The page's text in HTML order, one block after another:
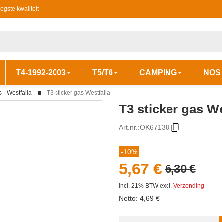
kwaliteit
T4-1992-2003 T5/T6 CAMPING NOS
- Westfalia T3 sticker gas Westfalia
T3 sticker gas
Art.nr.:OK67138
-10%
5,67 € 6,30 €
incl. 21% BTWexcl. Verzending
Netto: 4,69 €